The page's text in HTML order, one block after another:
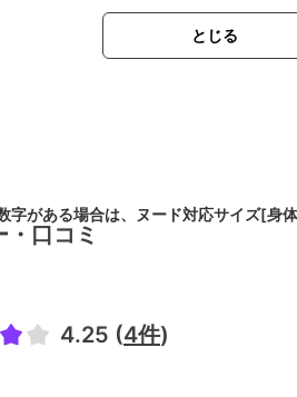
とじる
がある場合は、ヌード対応サイズ[身体
・口コミ
4.25 (4件)